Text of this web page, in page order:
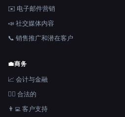
✉️ 电子邮件营销
📣 社交媒体内容
📞 销售推广和潜在客户
💼商务
📈 会计与金融
👩‍⚖️ 合法的
👨‍💻 客户支持